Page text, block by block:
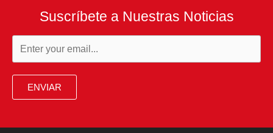
Suscríbete a Nuestras Noticias
ENVIAR